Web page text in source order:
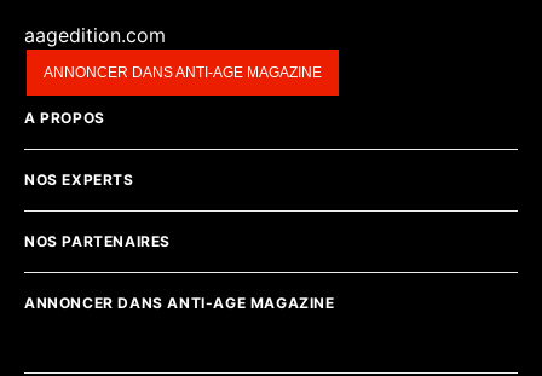
aagedition.com
ANNONCER DANS ANTI-AGE MAGAZINE
A PROPOS
NOS EXPERTS
NOS PARTENAIRES
ANNONCER DANS ANTI-AGE MAGAZINE